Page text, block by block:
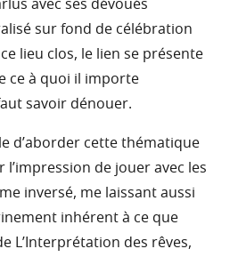
avec ses dévoués
sur fond de célébration
lieu clos, le lien se présente
ce à quoi il importe
savoir dénouer.
d’aborder cette thématique
de jouer avec les
inversé, me laissant aussi
inhérent à ce que
L’Interprétation des rêves,